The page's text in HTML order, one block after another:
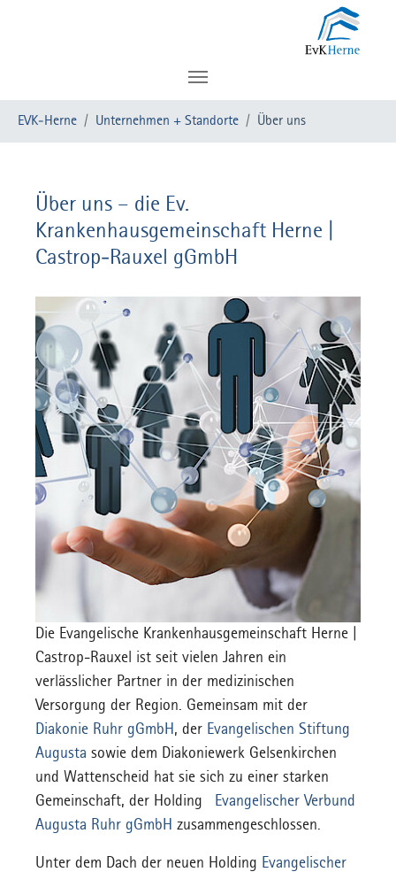
Sie sind hier:
EVK-Herne Unternehmen + Standorte Über uns
Über uns – die Ev.
Krankenhausgemeinschaft Herne |
Castrop-Rauxel gGmbH
Die Evangelische Krankenhausgemeinschaft Herne |
Castrop-Rauxel ist seit vielen Jahren ein
verlässlicher Partner in der medizinischen
Versorgung der Region. Gemeinsam mit der
Diakonie Ruhr gGmbH , der Evangelischen Stiftung
Augusta sowie dem Diakoniewerk Gelsenkirchen
und Wattenscheid hat sie sich zu einer starken
Gemeinschaft, der Holding
Evangelischer Verbund
Augusta Ruhr gGmbH zusammengeschlossen.
Unter dem Dach der neuen Holding Evangelischer